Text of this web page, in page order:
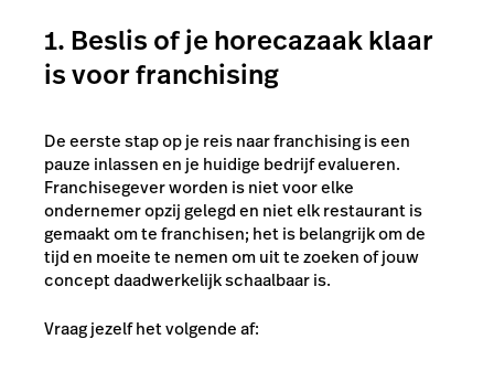
1. Beslis of je horecazaak klaar
is voor franchising
De eerste stap op je reis naar franchising is een
pauze inlassen en je huidige bedrijf evalueren.
Franchisegever worden is niet voor elke
ondernemer opzij gelegd en niet elk restaurant is
gemaakt om te franchisen; het is belangrijk om de
tijd en moeite te nemen om uit te zoeken of jouw
concept daadwerkelijk schaalbaar is.
Vraag jezelf het volgende af: